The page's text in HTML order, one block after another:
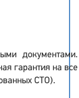
документами.
гарантия на все
СТО).